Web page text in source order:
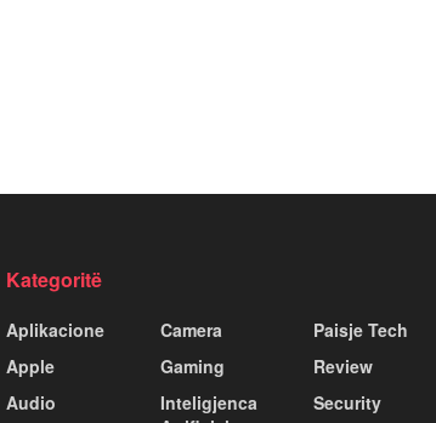
Kategoritë
Aplikacione
Apple
Audio
Camera
Gaming
Inteligjenca
Paisje Tech
Review
Security